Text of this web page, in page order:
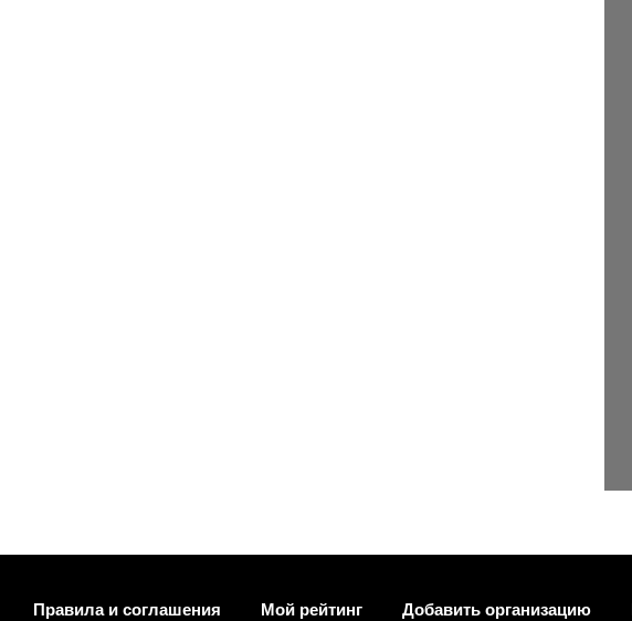
Правила и соглашения Мой рейтинг Добавить организацию